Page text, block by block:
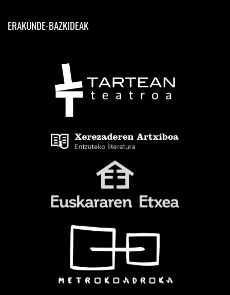
ERAKUNDE-BAZKIDEAK